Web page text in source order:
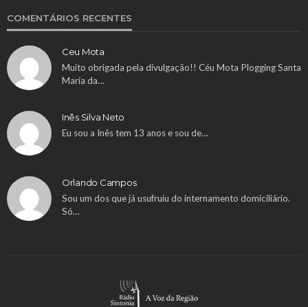
COMENTÁRIOS RECENTES
Ceu Mota
Muito obrigada pela divulgação!! Céu Mota Plogging Santa
Maria da…
Inês Silva Neto
Eu sou a Inês tem 13 anos e sou de…
Orlando Campos
Sou um dos que já usufruiu do internamento domiciliário.
Só…